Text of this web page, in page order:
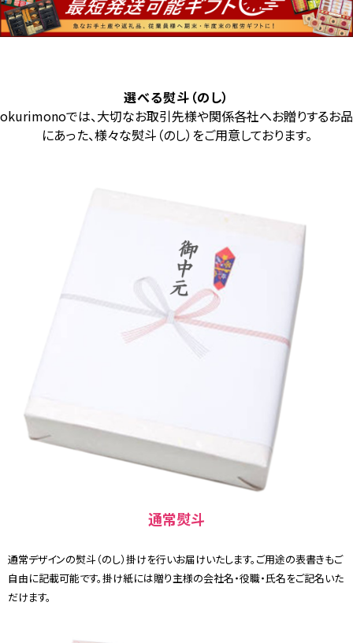
選べる熨斗（のし）
okurimonoでは、大切なお取引先様や関係各社へお贈りするお品
にあった、様々な熨斗（のし）をご用意しております。
通常熨斗
通常デザインの熨斗（のし）掛けを行いお届けいたします。ご用途の表書きもご
自由に記載可能です。掛け紙には贈り主様の会社名・役職・氏名をご記名いた
だけます。